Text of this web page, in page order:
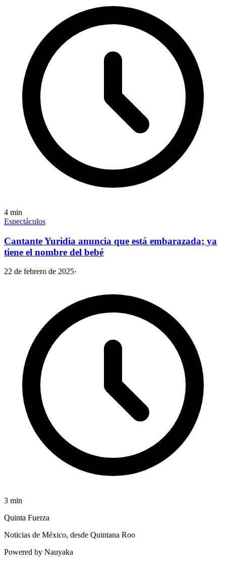
4 min
Espectáculos
Cantante Yuridia anuncia que está embarazada; ya
tiene el nombre del bebé
22 de febrero de 2025·
3 min
Quinta Fuerza
Noticias de México, desde Quintana Roo
Powered by Nauyaka